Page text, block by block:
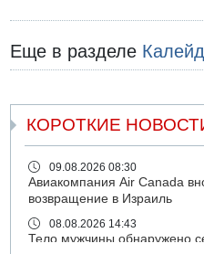
Еще в разделе
КОРОТКИЕ
09.08.2026 08:30
Авиакомпания Air Canada
возвращение в Израиль
08.08.2026 14:43
Тело мужчины обнаружено